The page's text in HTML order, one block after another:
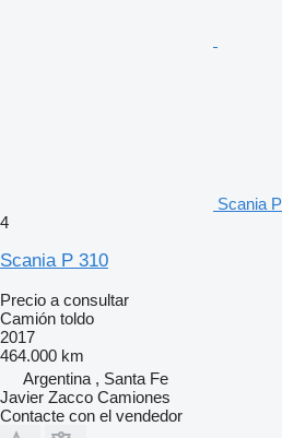
Scania
4
Scania P 310
Precio a consultar
Camión toldo
2017
464.000 km
Argentina , Santa Fe
Javier Zacco Camiones
Contacte con el vendedor